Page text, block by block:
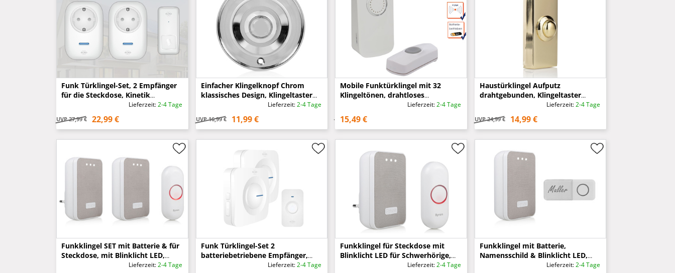
Funk Türklingel-Set, 2 Empfänger
für die Steckdose, Kinetik
Lieferzeit:2-4 Tage
UVP 27,99 € 22,99 €
Einfacher Klingelknopf Chrom
klassisches Design, Klingeltaster
Lieferzeit:2-4 Tage
UVP 16,99 € 11,99 €
Mobile Funktürklingel mit 32
Klingeltönen, drahtloses
Lieferzeit:2-4 Tage
15,49 €
Haustürklingel Aufputz
drahtgebunden, Klingeltaster
Messing eckig Höhe 7cm
Lieferzeit:2-4 Tage
UVP 24,99 € 14,99 €
Funkklingel SET mit Batterie & für
Steckdose, mit Blinklicht LED,
Lieferzeit:2-4 Tage
Funk Türklingel-Set 2
batteriebetriebene Empfänger,
optisches Signal, WeißLieferzeit:2-4 Tage
Funkklingel für Steckdose mit
Blinklicht LED für Schwerhörige,
Lieferzeit:2-4 Tage
Funkklingel mit Batterie,
Namensschild & Blinklicht LED,
Lieferzeit:2-4 Tage